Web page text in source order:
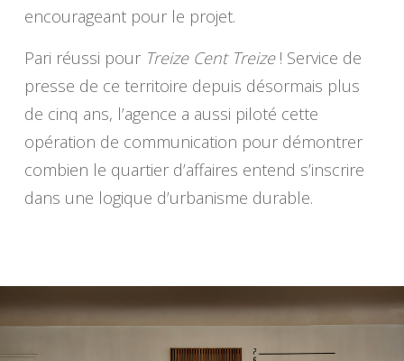
encourageant pour le projet.
Pari réussi pour Treize Cent Treize! Service de
presse de ce territoire depuis désormais plus
de cinq ans, l’agence a aussi piloté cette
opération de communication pour démontrer
combien le quartier d’affaires entend s’inscrire
dans une logique d’urbanisme durable.